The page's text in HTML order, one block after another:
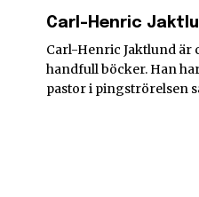
Carl-Henric
Carl-Henric Jaktlund är
handfull böcker. Han
pastor i pingströrelsen